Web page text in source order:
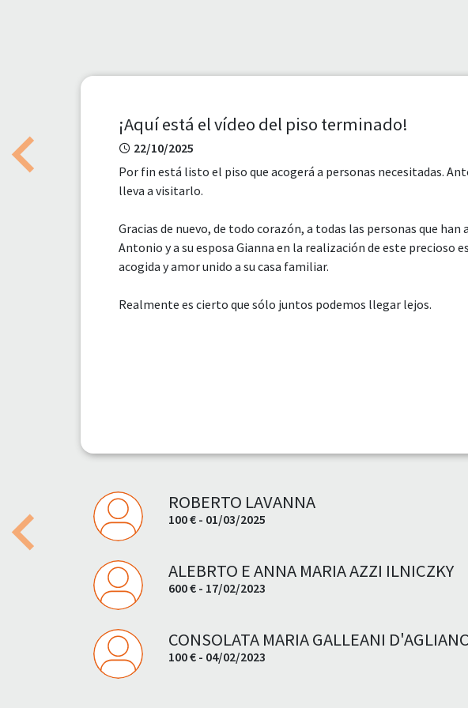
Previous
¡Aquí está el vídeo del piso terminado!
22/10/2025
Por fin está listo el piso que acogerá a personas necesitadas.
lleva a visitarlo.
Gracias de nuevo, de todo corazón, a todas las personas que han
Antonio y a su esposa Gianna en la realización de este precioso
acogida y amor unido a su casa familiar.
Realmente es cierto que sólo juntos podemos llegar lejos.
Previous
ROBERTO LAVANNA
100 € - 01/03/2025
ALEBRTO E ANNA MARIA AZZI ILNICZKY
600 € - 17/02/2023
CONSOLATA MARIA GALLEANI
100 € - 04/02/2023